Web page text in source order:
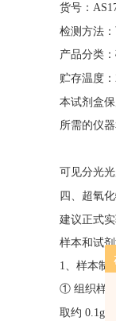
货号：
检测方法
产品分类
贮存温度：
本试剂盒保
所需的仪器
可见分光光
四、超氧
建议正式
样本和试
1、样本制
① 组织样本
取约 0.1g